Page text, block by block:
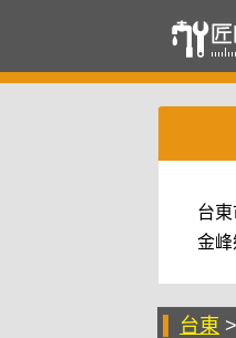
台
金峰
台東 >